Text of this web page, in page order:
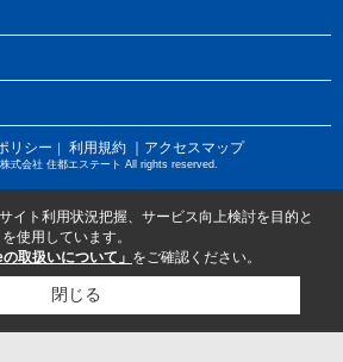
リシー ｜ 利用規約 ｜アクセスマップ
式会社 住都エステート All rights reserved.
イト利用状況把握、サービス向上検討を目的と
使用しています。
の取扱いについて」 をご確認ください。
閉じる